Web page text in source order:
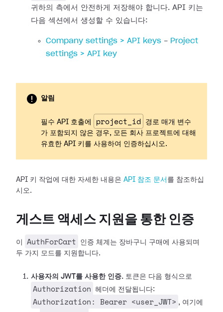
귀하의 측에서 안전하게 저장해야 합니다. API 키는
다음 섹션에서 생성할 수 있습니다:
Company settings > API keys - Project
settings > API key
알림
필수 API 호출에 project_id
경로 매개 변수
가 포함되지 않은 경우, 모든 회사 프로젝트에 대해
유효한 API 키를 사용하여 인증하십시오.
API 키 작업에 대한 자세한 내용은 API 참조 문서 를 참조하십
시오.
게스트 액세스 지원을 통한 인증
이 AuthForCart
인증 체계는 장바구니 구매에 사용되며
두 가지 모드를 지원합니다.
사용자의 JWT를 사용한 인증. 토큰은 다음 형식으로
Authorization 헤더에 전달됩니다:
Authorization: Bearer <user_JWT> , 여기에